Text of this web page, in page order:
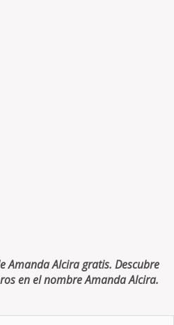
Amanda Alcira gratis. Descubre
en el nombre Amanda Alcira.